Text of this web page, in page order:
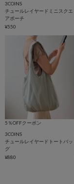
3COINS
チュールレイヤードミニスクエ
アポーチ
¥550
5％OFFクーポン
3COINS
チュールレイヤードトートバッ
グ
¥880